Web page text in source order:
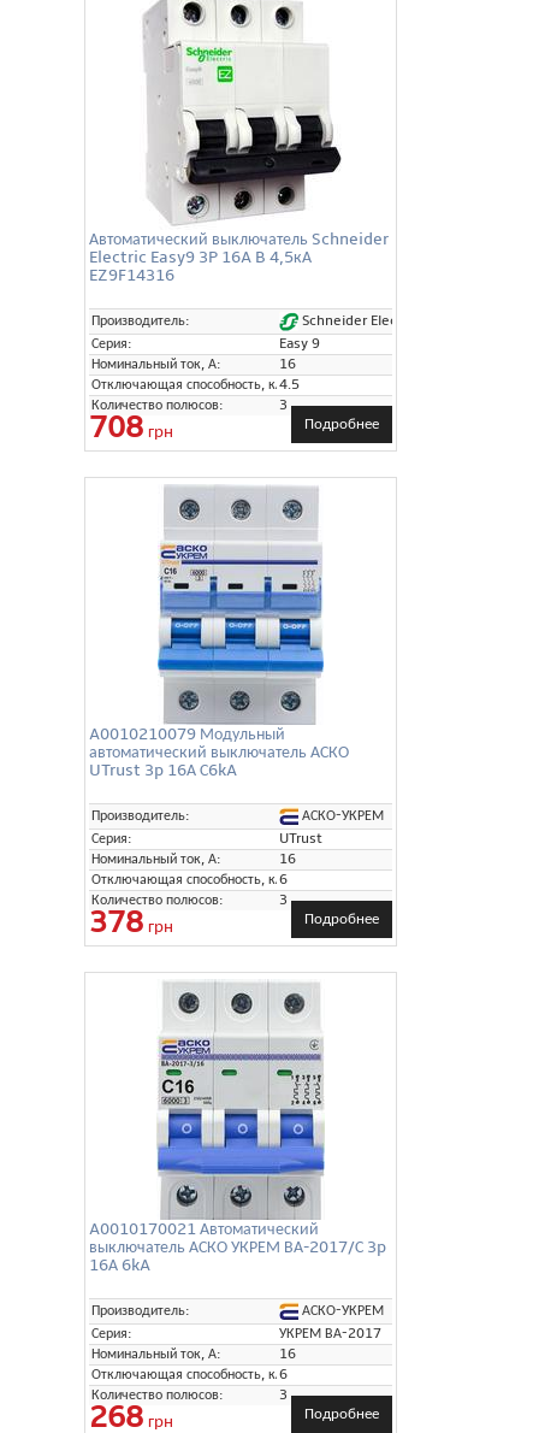
Автоматический выключатель Schneider
Electric Easy9 3P 16A B 4,5кА
EZ9F14316
Производитель:
Schneider Electric
Серия:
Easy 9
Номинальный ток, А:
16
Отключающая способность, кА:4.5
Количество полюсов:
3
708 грн Подробнее
A0010210079 Модульный
автоматический выключатель АСКО
UTrust 3p 16А С6kA
Производитель:
АСКО-УКРЕМ
Серия:
UTrust
Номинальный ток, А:
16
Отключающая способность, кА:
6
Количество полюсов:
3
378 грн Подробнее
A0010170021 Автоматический
выключатель АСКО УКРЕМ ВА-2017/С 3p
16А 6kA
Производитель:
АСКО-УКРЕМ
Серия:
УКРЕМ ВА-2017
Номинальный ток, А:
16
Отключающая способность, кА:
6
Количество полюсов:
3
268 грн Подробнее